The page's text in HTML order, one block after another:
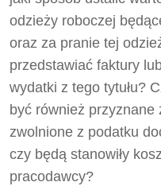
odzieży roboczej
oraz za pranie tej
przedstawiać faktury
wydatki z tego tytułu?
być również
zwolnione z podatku
czy będą stanowiły
pracodawcy?